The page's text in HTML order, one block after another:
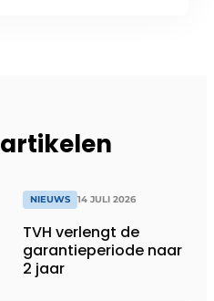
NIEUWS 14 JULI 2026
TVH verlengt de
garantieperiode naar
2 jaar